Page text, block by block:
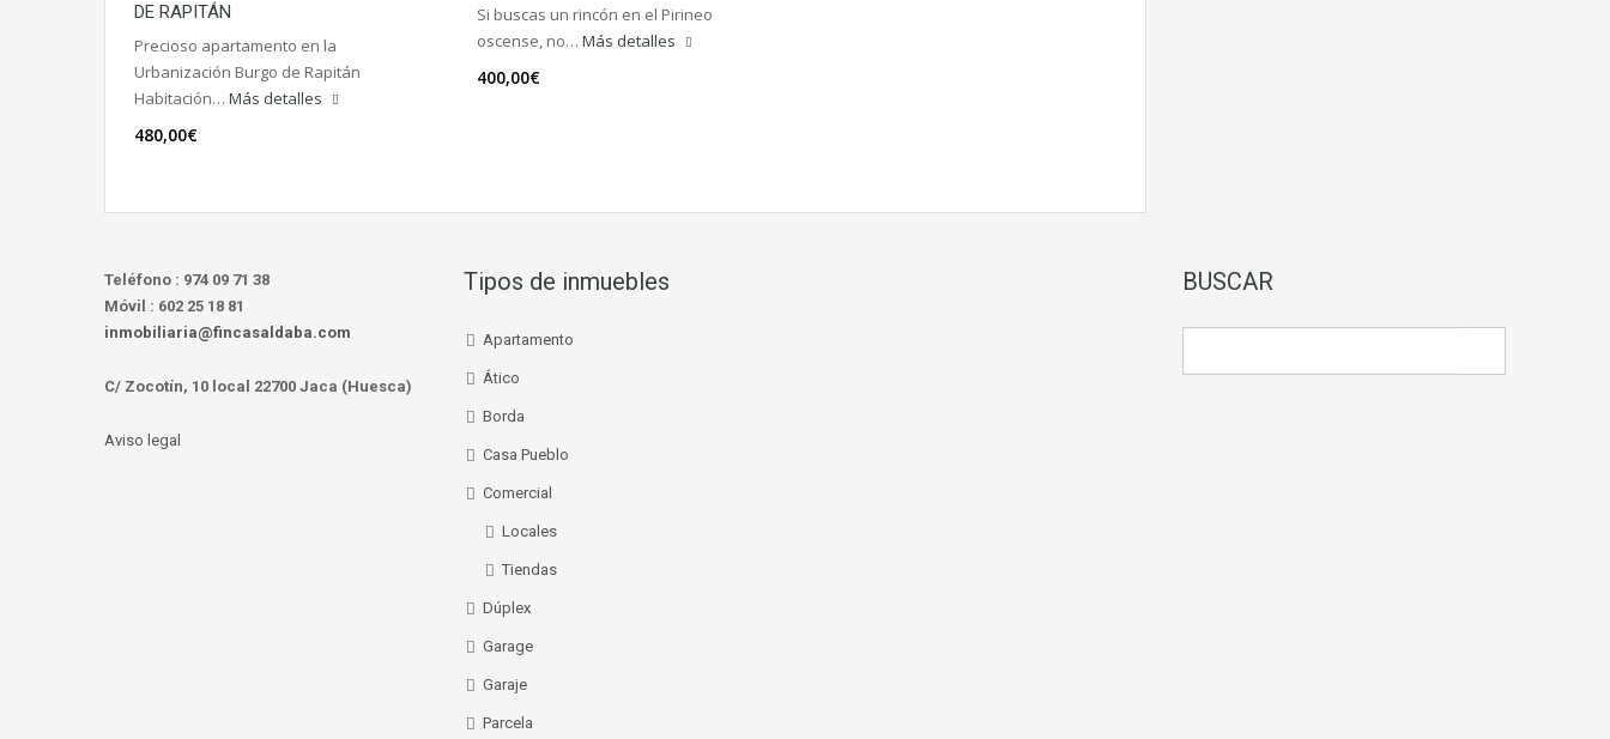
DE RAPITÁN
Precioso apartamento en la
Urbanización Burgo de Rapitán
Habitación… Más detalles
480,00€
Si buscas un rincón en el Pirineo
oscense, no… Más detalles
400,00€
Teléfono : 974 09 71 38
Móvil : 602 25 18 81
inmobiliaria@fincasaldaba.com
C/ Zocotín, 10 local 22700 Jaca (Huesca)
Aviso legal
Tipos de inmuebles
Apartamento
Ático
Borda
Casa Pueblo
Comercial
Locales
Tiendas
Dúplex
Garage
Garaje
Parcela
BUSCAR